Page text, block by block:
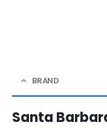
BRAND
Santa